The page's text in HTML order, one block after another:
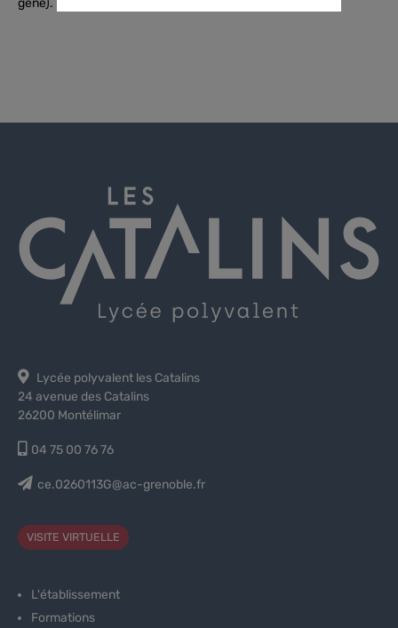
gêne).
Lycée polyvalent les Catalins
24 avenue des Catalins
26200 Montélimar
04 75 00 76 76
ce.0260113G@ac-grenoble.fr
VISITE VIRTUELLE
L'établissement
Formations